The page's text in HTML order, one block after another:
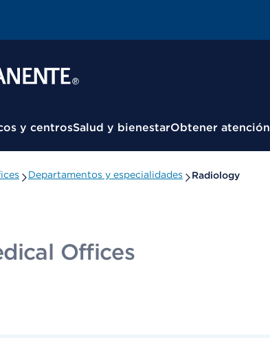
y centrosSalud y bienestarObtener atención
Departamentos y especialidades Radiology
Offices